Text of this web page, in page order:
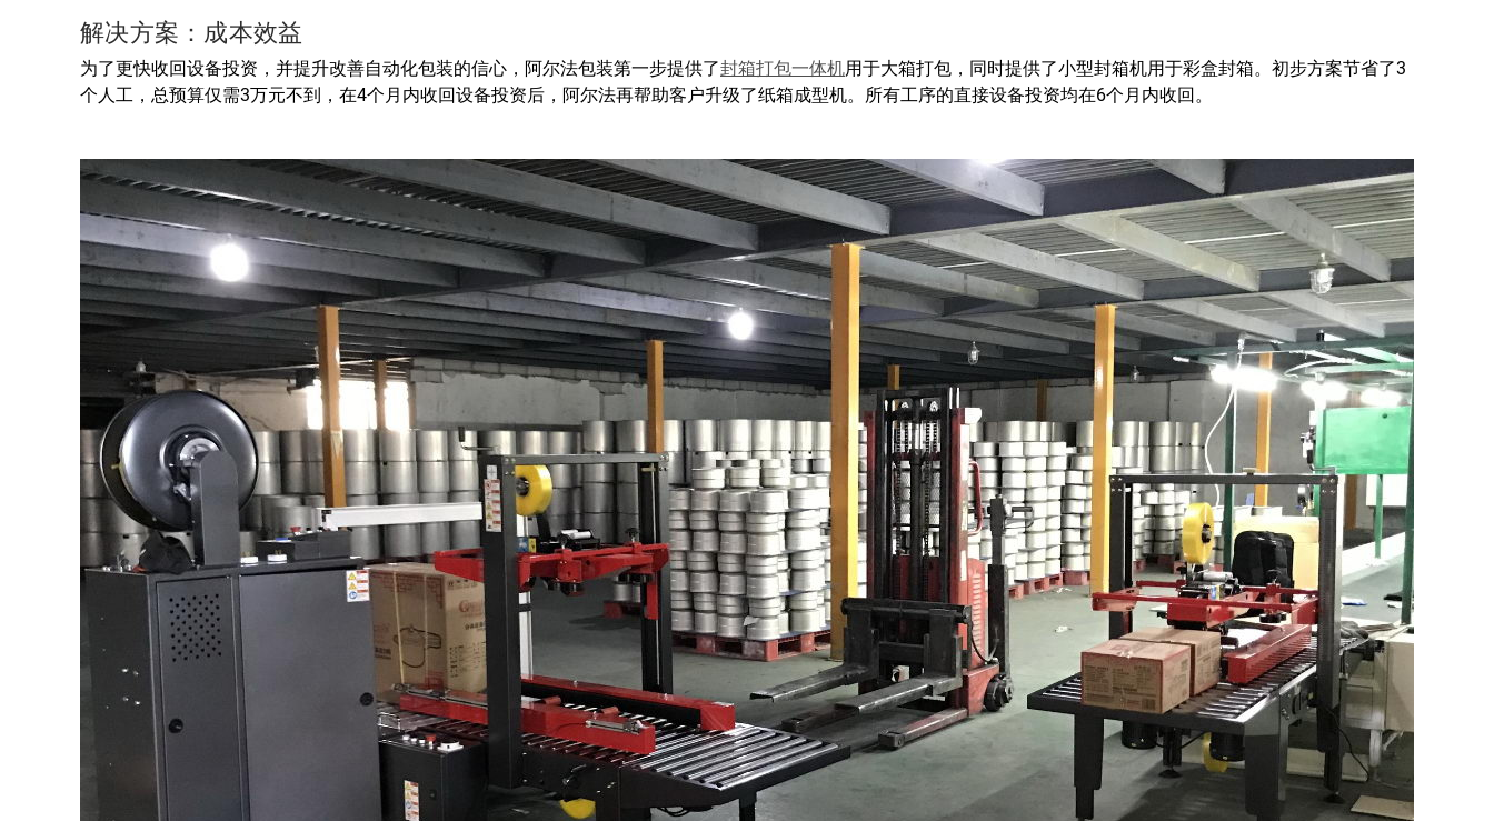
解决方案：成本效益
为了更快收回设备投资，并提升改善自动化包装的信心，阿尔法包装第一步提供了封箱打包一体机用于大箱打包，同时提供了小型封箱机用于彩盒封箱。初步方案节省了3
个人工，总预算仅需3万元不到，在4个月内收回设备投资后，阿尔法再帮助客户升级了纸箱成型机。所有工序的直接设备投资均在6个月内收回。